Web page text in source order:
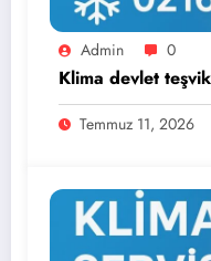
Admin 0
Klima devlet
Temmuz 11, 2026